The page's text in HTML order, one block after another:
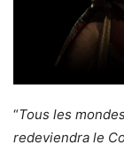
“Tous les
redeviendra le